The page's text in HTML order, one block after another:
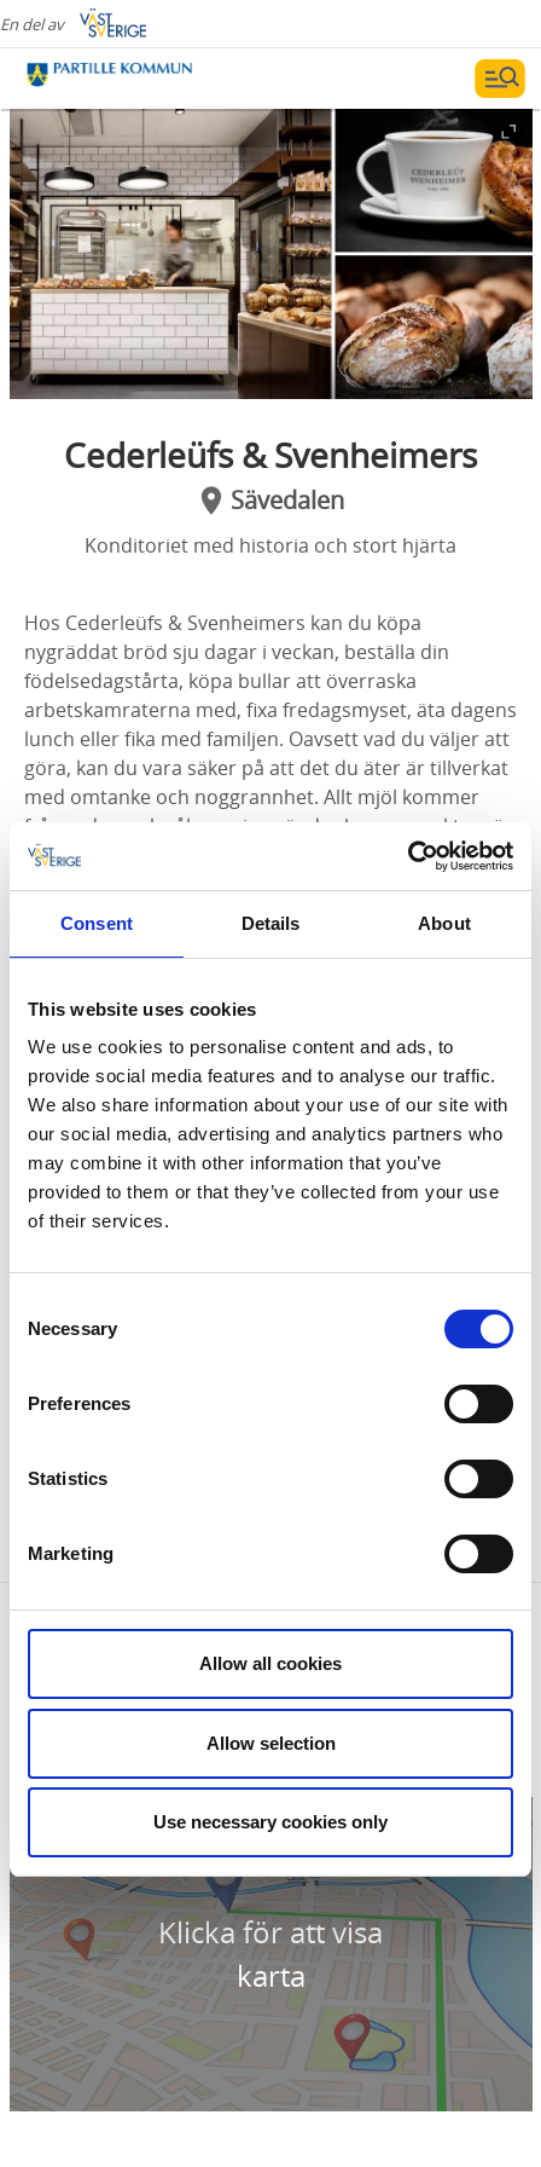
Consent Details About
This website uses cookies
We use cookies to personalise content and ads, to
provide social media features and to analyse our traffic.
We also share information about your use of our site with
our social media, advertising and analytics partners who
may combine it with other information that you’ve
provided to them or that they’ve collected from your use
of their services.
Selection
Necessary
Preferences
Statistics
Marketing
Allow all cookies
Allow selection
Use necessary cookies only
En del av
Cederleüfs & Svenheimers
Sävedalen
Konditoriet med historia och stort hjärta
Hos Cederleüfs & Svenheimers kan du köpa
nygräddat bröd sju dagar i veckan, beställa din
födelsedagstårta, köpa bullar att överraska
arbetskamraterna med, fixa fredagsmyset, äta dagens
lunch eller fika med familjen. Oavsett vad du väljer att
göra, kan du vara säker på att det du äter är tillverkat
med omtanke och noggrannhet. Allt mjöl kommer
från sydsvenska åkrar, vi använder bara svenskt smör
och äkta grädde.
Vi är tredje generationen i familjebageriet som har
funnits i Partille sedan 1962. Våra medarbetare är
händerna och nyttja sina yrkeskunskaper. Kaffet vi
fairtrade och lokalt rostat. Vi är helt enkelt ett riktigt
bageri! Välkommen till Sävedalen eller vår lite mindre
Instagram:
Cederleüfs & Svenheimers Sävedalen.
433 63 Sävedalen
Klicka för att visa
karta